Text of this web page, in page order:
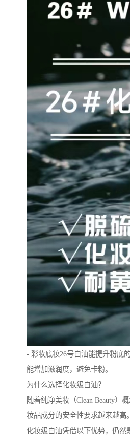
- 彩妆底妆26号白油能提升粉底
能增加滋润度，避免卡粉。
为什么选择化妆级白油？
随着纯净美妆（Clean Beauty）
妆品成分的安全性要求越来越高。
化妆级白油凭借以下优势，仍然